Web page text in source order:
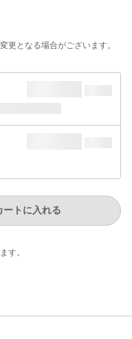
更となる場合がございます。
ートに入れる
す。